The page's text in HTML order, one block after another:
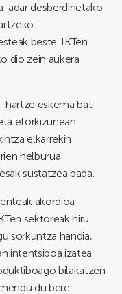
adar desberdinetako
beste. IKTen
dio zein aukera
hartze eskema bat
etorkizunean
elkarrekin
helburua
sustatzea bada.
akordioa
sektoreak hiru
sorkuntza handia,
intentsiboa izatea
bilakatzen
du bere